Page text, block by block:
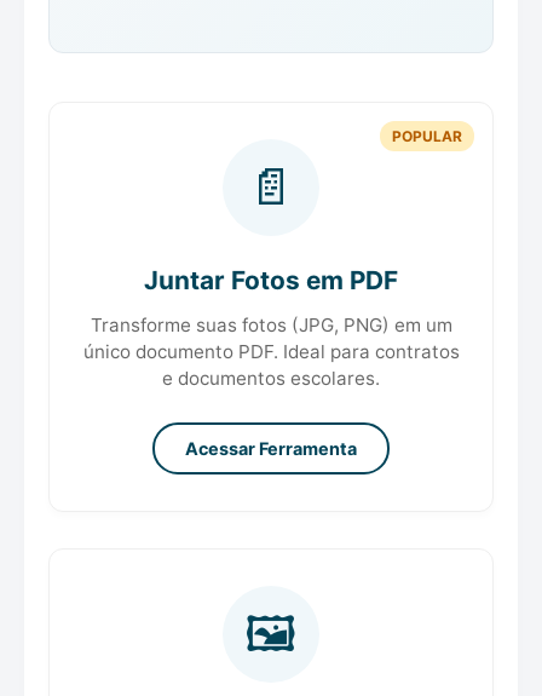
POPULAR
📄
Juntar Fotos em PDF
Transforme suas fotos (JPG, PNG) em um
único documento PDF. Ideal para contratos
e documentos escolares.
Acessar Ferramenta
🖼️